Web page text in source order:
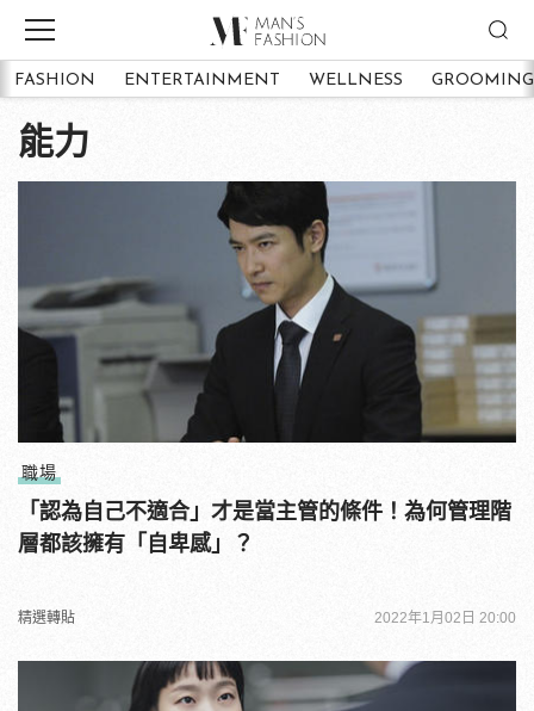
FASHION ENTERTAINMENT WELLNESS GROOMING
能力
職場
「認為自己不適合」才是當主管的條件！為何管理階
層都該擁有「自卑感」？
精選轉貼 2022年1月02日 20:00